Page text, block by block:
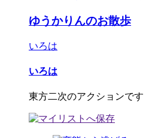
ゆうかりんのお散歩
いろは
いろは
東方二次のアクションです